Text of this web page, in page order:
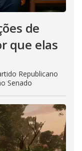
de
que elas
Republicano
Senado